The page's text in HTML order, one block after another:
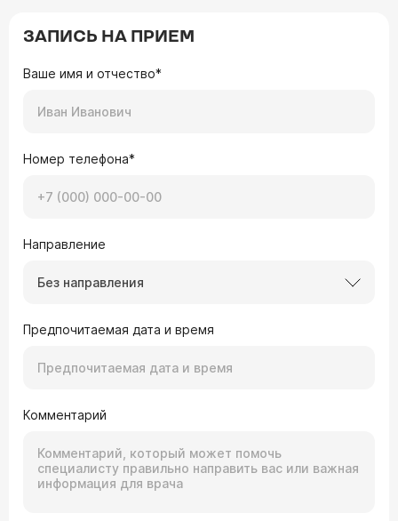
ЗАПИСЬ НА ПРИЕМ
Ваше имя и отчество*
Номер телефона*
Направление
Без направления
Предпочитаемая дата и время
Комментарий